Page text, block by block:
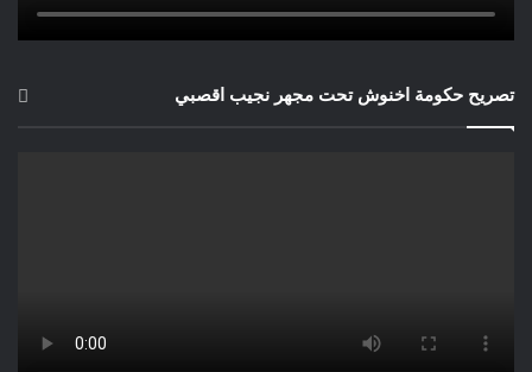
تصريح حكومة اخنوش تحت مجهر نجيب اقصبي